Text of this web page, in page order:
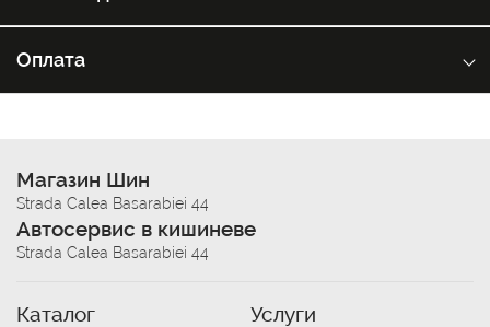
Оплата
Магазин Шин
Strada Calea Basarabiei 44
Автосервис в кишиневе
Strada Calea Basarabiei 44
Каталог Услуги